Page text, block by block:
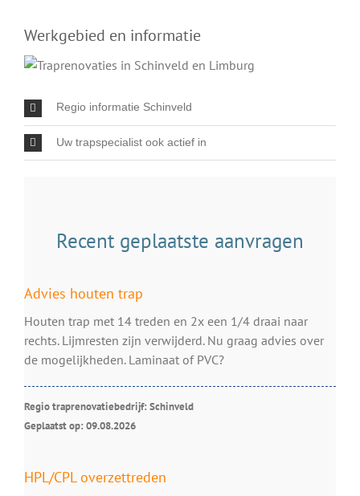
Werkgebied en informatie
Regio informatie Schinveld
Uw trapspecialist ook actief in
Recent geplaatste aanvragen
Advies houten trap
Houten trap met 14 treden en 2x een 1/4 draai naar
rechts. Lijmresten zijn verwijderd. Nu graag advies over
de mogelijkheden. Laminaat of PVC?
Regio traprenovatiebedrijf: Schinveld
Geplaatst op: 09.08.2026
HPL/CPL overzettreden